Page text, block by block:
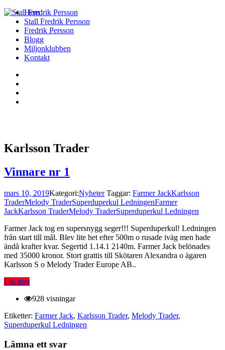
Hem
Stall Fredrik Persson
Fredrik Persson
Blogg
Miljonklubben
Kontakt
Karlsson Trader
Vinnare nr 1
mars 10, 2019Kategori:Nyheter Taggar: Farmer JackKarlsson
TraderMelody TraderSuperduperkul LedningenFarmer
JackKarlsson TraderMelody TraderSuperduperkul Ledningen
Farmer Jack tog en supersnygg seger!!! Superduperkul! Ledningen
från start till mål. Blev lite het efter 500m o rusade iväg men hade
ändå krafter kvar. Segertid 1.14.1 2140m. Farmer Jack belönades
med 35000 kronor. Stort grattis till Skötaren Alexandra o ägaren
Karlsson S o Melody Trader Europe AB..
Läs mer
928 visningar
Etiketter: Farmer Jack, Karlsson Trader, Melody Trader,
Superduperkul Ledningen
Lämna ett svar